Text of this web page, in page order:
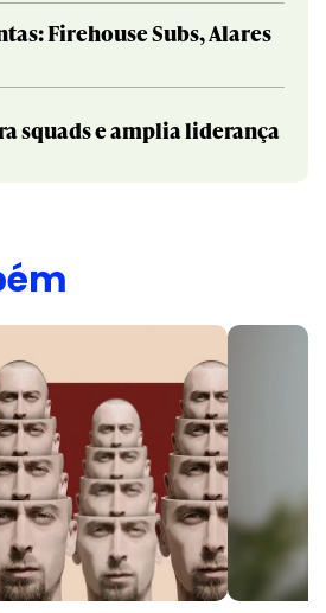
Firehouse Subs, Alares
squads e amplia liderança